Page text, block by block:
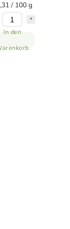
/ 100 g
In den